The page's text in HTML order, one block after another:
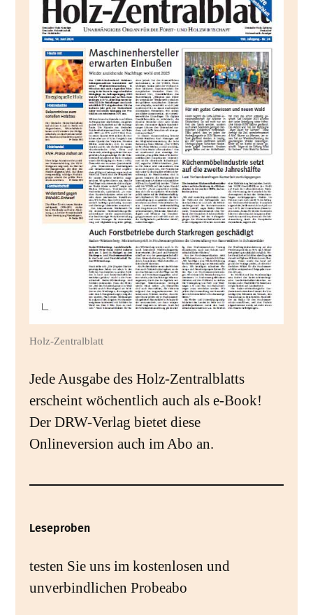
Holz-Zentralblatt
Jede Ausgabe des Holz-Zentralblatts
erscheint wöchentlich auch als e-Book!
Der DRW-Verlag bietet diese
Onlineversion auch im Abo an.
Leseproben
testen Sie uns im kostenlosen und
unverbindlichen Probeabo